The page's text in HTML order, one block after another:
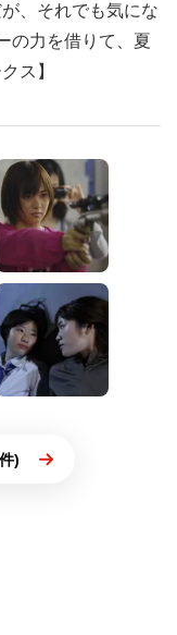
、それでも気にな
の力を借りて、夏
ス】
)